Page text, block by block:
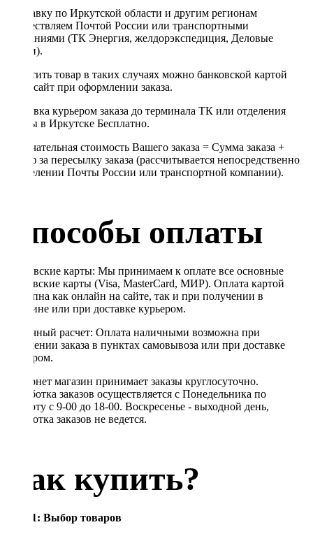
Отправку по Иркутской области и другим регионам
осуществляем Почтой России или транспортными
компаниями (ТК Энергия, желдорэкспедиция, Деловые
линии).
Оплатить товар в таких случаях можно банковской картой
через сайт при оформлении заказа.
Доставка курьером заказа до терминала ТК или отделения
Почты в Иркутске Бесплатно.
Окончательная стоимость Вашего заказа = Сумма заказа +
Тариф за пересылку заказа (рассчитывается непосредственно
в отделении Почты России или транспортной компании).
Способы оплаты
Банковские карты: Мы принимаем к оплате все основные
банковские карты (Visa, MasterCard, МИР). Оплата картой
доступна как онлайн на сайте, так и при получении в
магазине или при доставке курьером.
Наличный расчет: Оплата наличными возможна при
получении заказа в пунктах самовывоза или при доставке
курьером.
Интернет магазин принимает заказы круглосуточно.
Обработка заказов осуществляется с Понедельника по
Субботу с 9-00 до 18-00. Воскресенье - выходной день,
обработка заказов не ведется.
Как купить?
Шаг 1: Выбор товаров